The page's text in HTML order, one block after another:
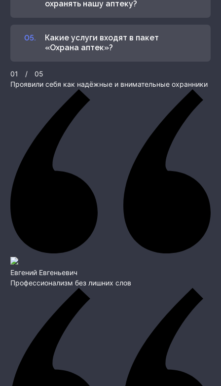
охранять нашу аптеку?
Какие услуги входят в пакет
«Охрана аптек»?
01 /
05
Проявили себя как надёжные и внимательные охранники
Евгений Евгеньевич
Профессионализм без лишних слов